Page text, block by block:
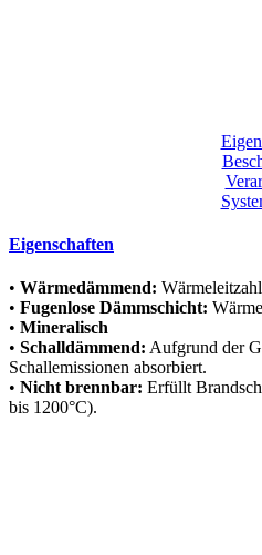
•Fugenlose Dämmschicht:
• Schalldämmend:Aufgrund der
Schallemissionen absorbiert.
• Nicht brennbar:
bis 1200°C).